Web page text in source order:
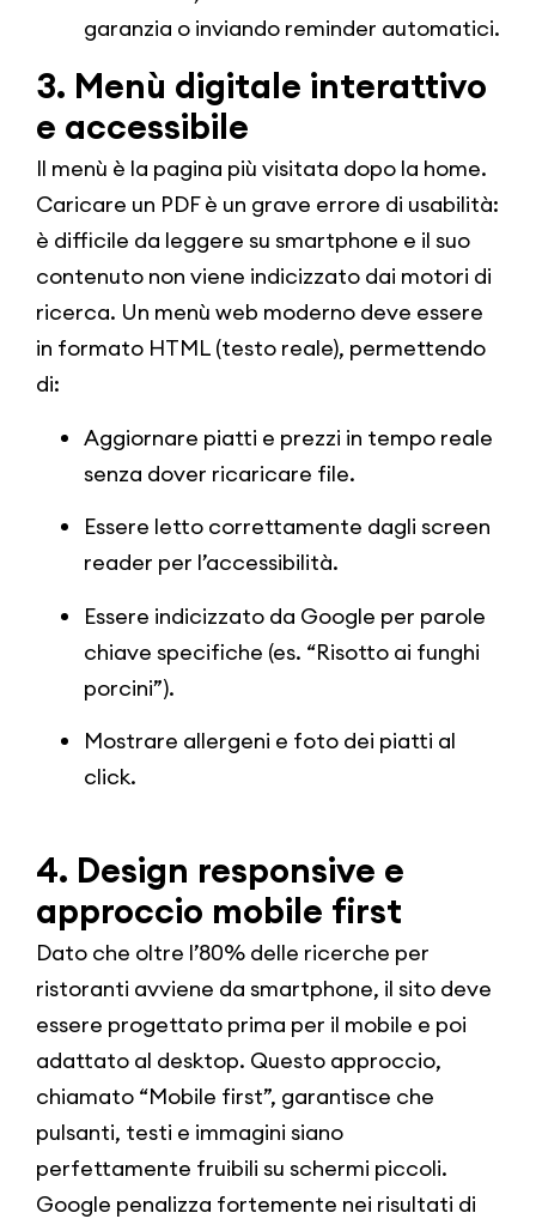
garanzia o inviando reminder automatici.
3. Menù digitale interattivo
e accessibile
Il menù è la pagina più visitata dopo la home.
Caricare un PDF è un grave errore di usabilità:
è difficile da leggere su smartphone e il suo
contenuto non viene indicizzato dai motori di
ricerca. Un menù web moderno deve essere
in formato HTML (testo reale), permettendo
di:
Aggiornare piatti e prezzi in tempo reale
senza dover ricaricare file.
Essere letto correttamente dagli screen
reader per l’accessibilità.
Essere indicizzato da Google per parole
chiave specifiche (es. “Risotto ai funghi
porcini”).
Mostrare allergeni e foto dei piatti al
click.
4. Design responsive e
approccio mobile first
Dato che oltre l’80% delle ricerche per
ristoranti avviene da smartphone, il sito deve
essere progettato prima per il mobile e poi
adattato al desktop. Questo approccio,
chiamato “Mobile first”, garantisce che
pulsanti, testi e immagini siano
perfettamente fruibili su schermi piccoli.
Google penalizza fortemente nei risultati di